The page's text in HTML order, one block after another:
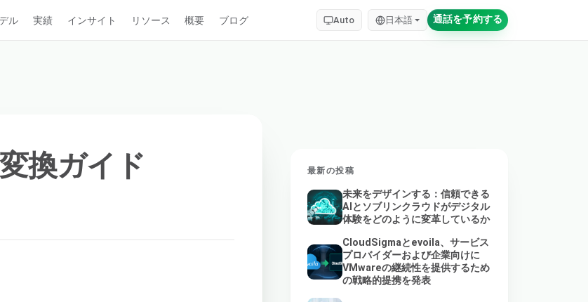
ル 実績 インサイト リソース 概要 ブログ Auto 日本語 通話を予約する
換ガイド 最新の投稿
未来をデザインする：信頼できる
AIとソブリンクラウドがデジタル
体験をどのように変革しているか
CloudSigmaとevoila、サービス
プロバイダーおよび企業向けに
VMwareの継続性を提供するため
の戦略的提携を発表